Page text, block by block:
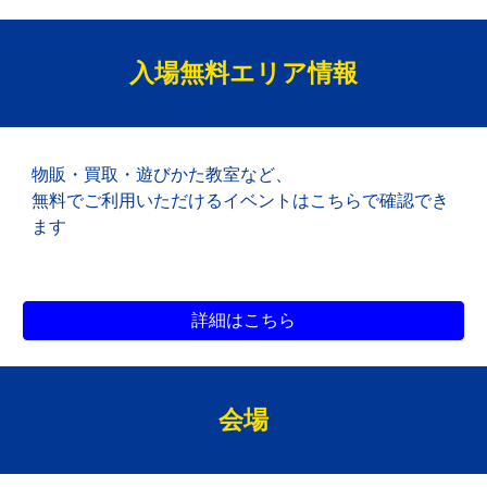
入場無料エリア情報
物販・買取 ・遊びかた教室など、
無料でご利用いただけるイベントはこちらで確認でき
ます
詳細はこちら
会場